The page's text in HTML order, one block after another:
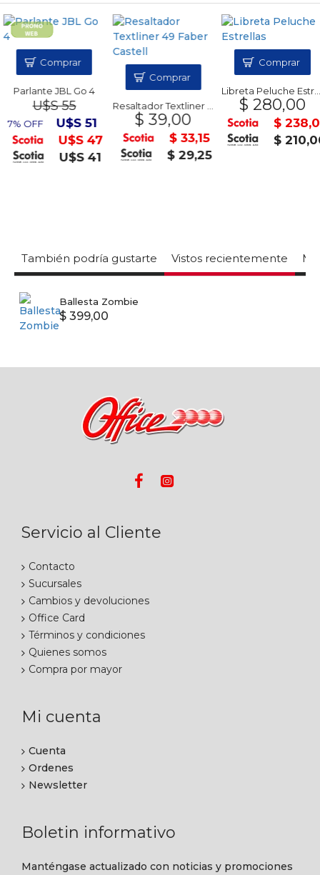
Parlante JBL Go 4
U$S 55
7% OFF
U$S 51
U$S 47
U$S 41
Comprar
Resaltador Textliner 49 Faber Castell
$ 39,00
$ 33,15
$ 29,25
Comprar
Libreta Peluche Estrellas
$ 280,00
$
$
Comprar
También podría gustarte Vistos recientemente
Ballesta Zombie
$ 399,00
Servicio al Cliente
Contacto
Sucursales
Cambios y devoluciones
Office Card
Términos y condiciones
Quienes somos
Compra por mayor
Mi cuenta
Cuenta
Ordenes
Newsletter
Boletin informativo
Manténgase actualizado con noticias y promociones